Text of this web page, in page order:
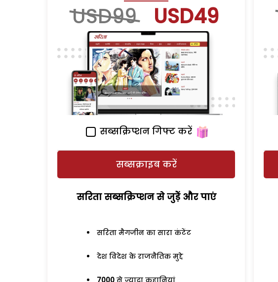
USD99 USD49
सब्सक्रिप्शन गिफ्ट करें
सब्सक्राइब करें
सरिता सब्सक्रिप्शन से जुड़ेें और पाएं
सरिता मैगजीन का सारा कंटेंट
देश विदेश के राजनैतिक मुद्दे